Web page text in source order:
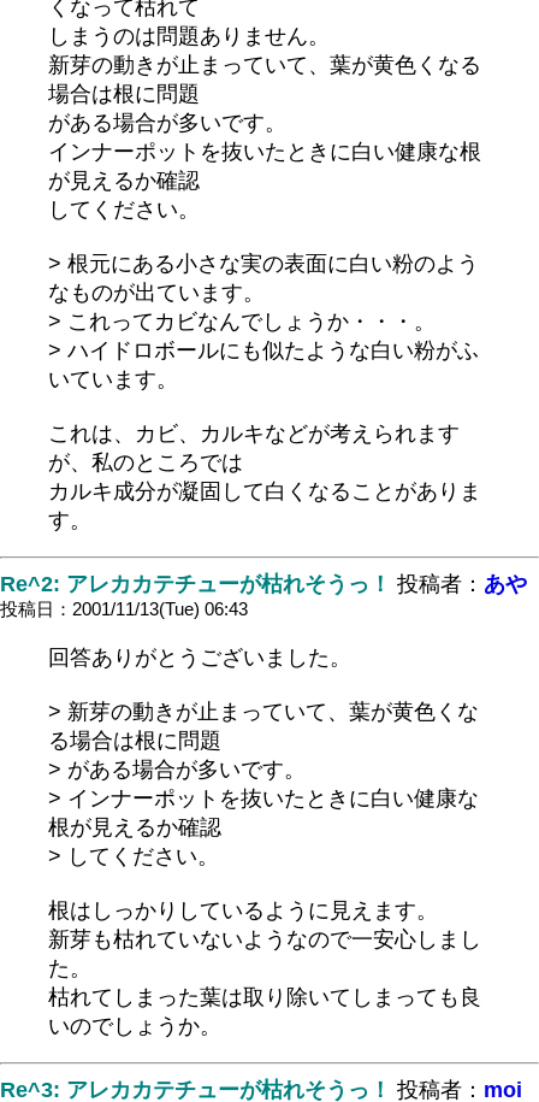
くなって枯れて
しまうのは問題ありません。
新芽の動きが止まっていて、葉が黄色くなる
場合は根に問題
がある場合が多いです。
インナーポットを抜いたときに白い健康な根
が見えるか確認
してください。
> 根元にある小さな実の表面に白い粉のよう
なものが出ています。
> これってカビなんでしょうか・・・。
> ハイドロボールにも似たような白い粉がふ
いています。
これは、カビ、カルキなどが考えられます
が、私のところでは
カルキ成分が凝固して白くなることがありま
す。
Re^2: アレカカテチューが枯れそうっ！ 投稿者： あや
投稿日：2001/11/13(Tue) 06:43
回答ありがとうございました。
> 新芽の動きが止まっていて、葉が黄色くな
る場合は根に問題
> がある場合が多いです。
> インナーポットを抜いたときに白い健康な
根が見えるか確認
> してください。
根はしっかりしているように見えます。
新芽も枯れていないようなので一安心しまし
た。
枯れてしまった葉は取り除いてしまっても良
いのでしょうか。
Re^3: アレカカテチューが枯れそうっ！ 投稿者： moi